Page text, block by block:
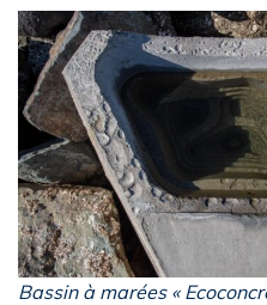
Bassin à marées «